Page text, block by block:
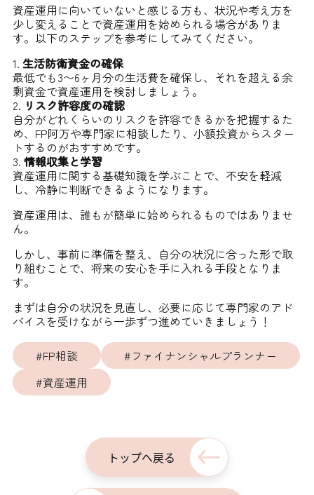
資産運用に向いていないと感じる方も、状況や考え方を
少し変えることで資産運用を始められる場合がありま
す。以下のステップを参考にしてみてください。
生活防衛資金の確保
最低でも3〜6ヶ月分の生活費を確保し、それを超える余
剰資金で資産運用を検討しましょう。
リスク許容度の確認
自分がどれくらいのリスクを許容できるかを把握するた
め、FP阿万や専門家に相談したり、小額投資からスター
トするのがおすすめです。
情報収集と学習
資産運用に関する基礎知識を学ぶことで、不安を軽減
し、冷静に判断できるようになります。
資産運用は、誰もが簡単に始められるものではありませ
ん。
しかし、事前に準備を整え、自分の状況に合った形で取
り組むことで、将来の安心を手に入れる手段となりま
す。
まずは自分の状況を見直し、必要に応じて専門家のアド
バイスを受けながら一歩ずつ進めていきましょう！
#FP相談
#ファイナンシャルプランナー
#資産運用
トップへ戻る